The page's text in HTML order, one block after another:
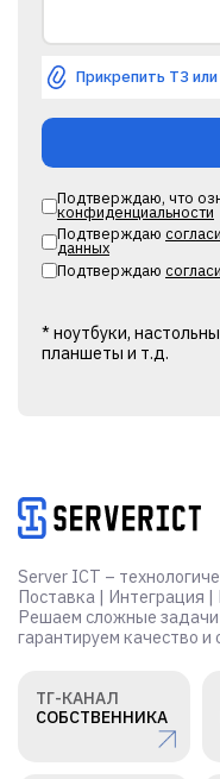
Прикрепить ТЗ
Подтверждаю, что
конфиденциальности
Подтверждаю
данных
Подтверждаю
* ноутбуки,
планшеты и т.д.
Server ICT –
Поставка | Интеграция
Решаем сложные задачи
гарантируем качество и
ТГ-КАНАЛ
СОБСТВЕННИКА